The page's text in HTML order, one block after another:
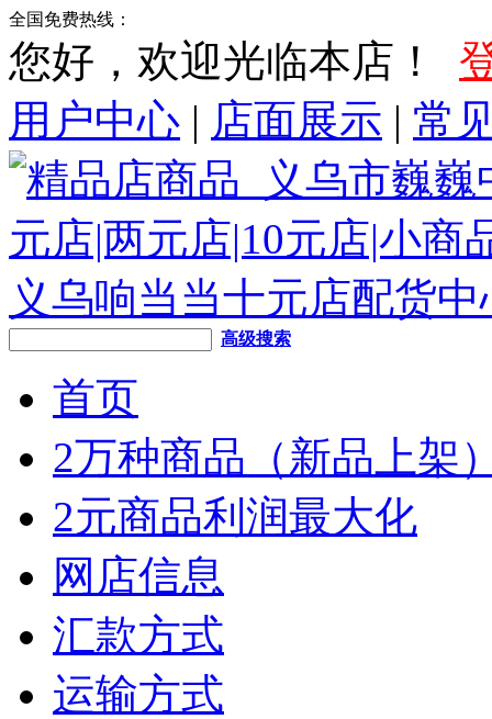
全国免费热线：
您好，欢迎光临本店！
用户中心 | 店面展示 | 常
高级搜索
首页
2万种商品（新品上架
2元商品利润最大化
网店信息
汇款方式
运输方式